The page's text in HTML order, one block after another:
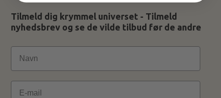
Tilmeld dig krymmel universet - Tilmeld
nyhedsbrev og se de vilde tilbud før de andre
Email